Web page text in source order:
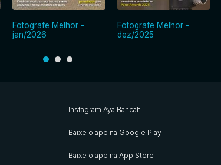
Fotografe Melhor -
jan/2026
Fotografe Melhor -
dez/2025
Instagram Aya Bancah
Baixe o app na Google Play
Baixe o app na App Store